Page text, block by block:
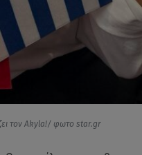
τον Akyla!/ φωτο star.gr